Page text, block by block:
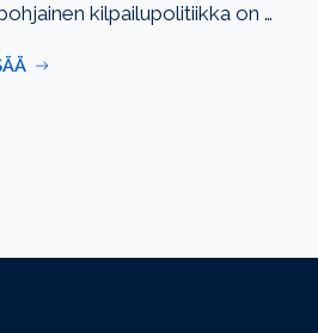
kilpailupolitiikka on …